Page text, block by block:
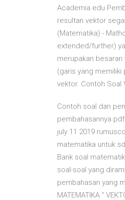
Academia.edu
resultan vektor
(Matematika) -
extended/further)
merupakan
(garis yang memiliki
vektor. Contoh Soal
Contoh soal dan
pembahasannya
july 11 2019
matematika untuk
Bank soal
soal-soal yang
pembahasan yang
MATEMATIKA “